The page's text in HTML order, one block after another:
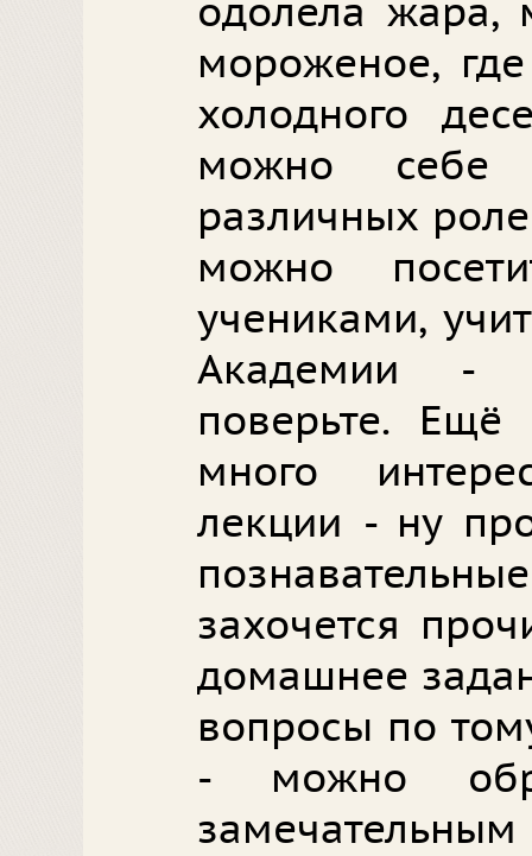
одолела
мороженое,
холодного
можно себе
различных
можно
учениками,
Академии -
поверьте.
много
лекции - ну
захочется
домашнее
вопросы по
- можно